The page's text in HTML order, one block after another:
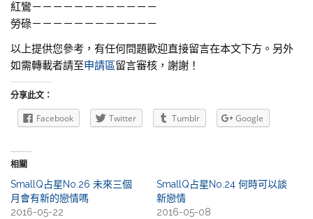
紅鸞－－－－－－－－－－－－
勞碌－－－－－－－－－－－－
以上提供您參考，有任何問題歡迎直接留言在本文下方。另外
如需轉載者請至申請區留言審核，謝謝！
分享此文：
Facebook Twitter Tumblr Google
相關
SmallQ占星No.26 未來三個
月會有新的戀情嗎
2016-05-22
SmallQ占星No.24 何時可以談
新戀情
2016-05-08